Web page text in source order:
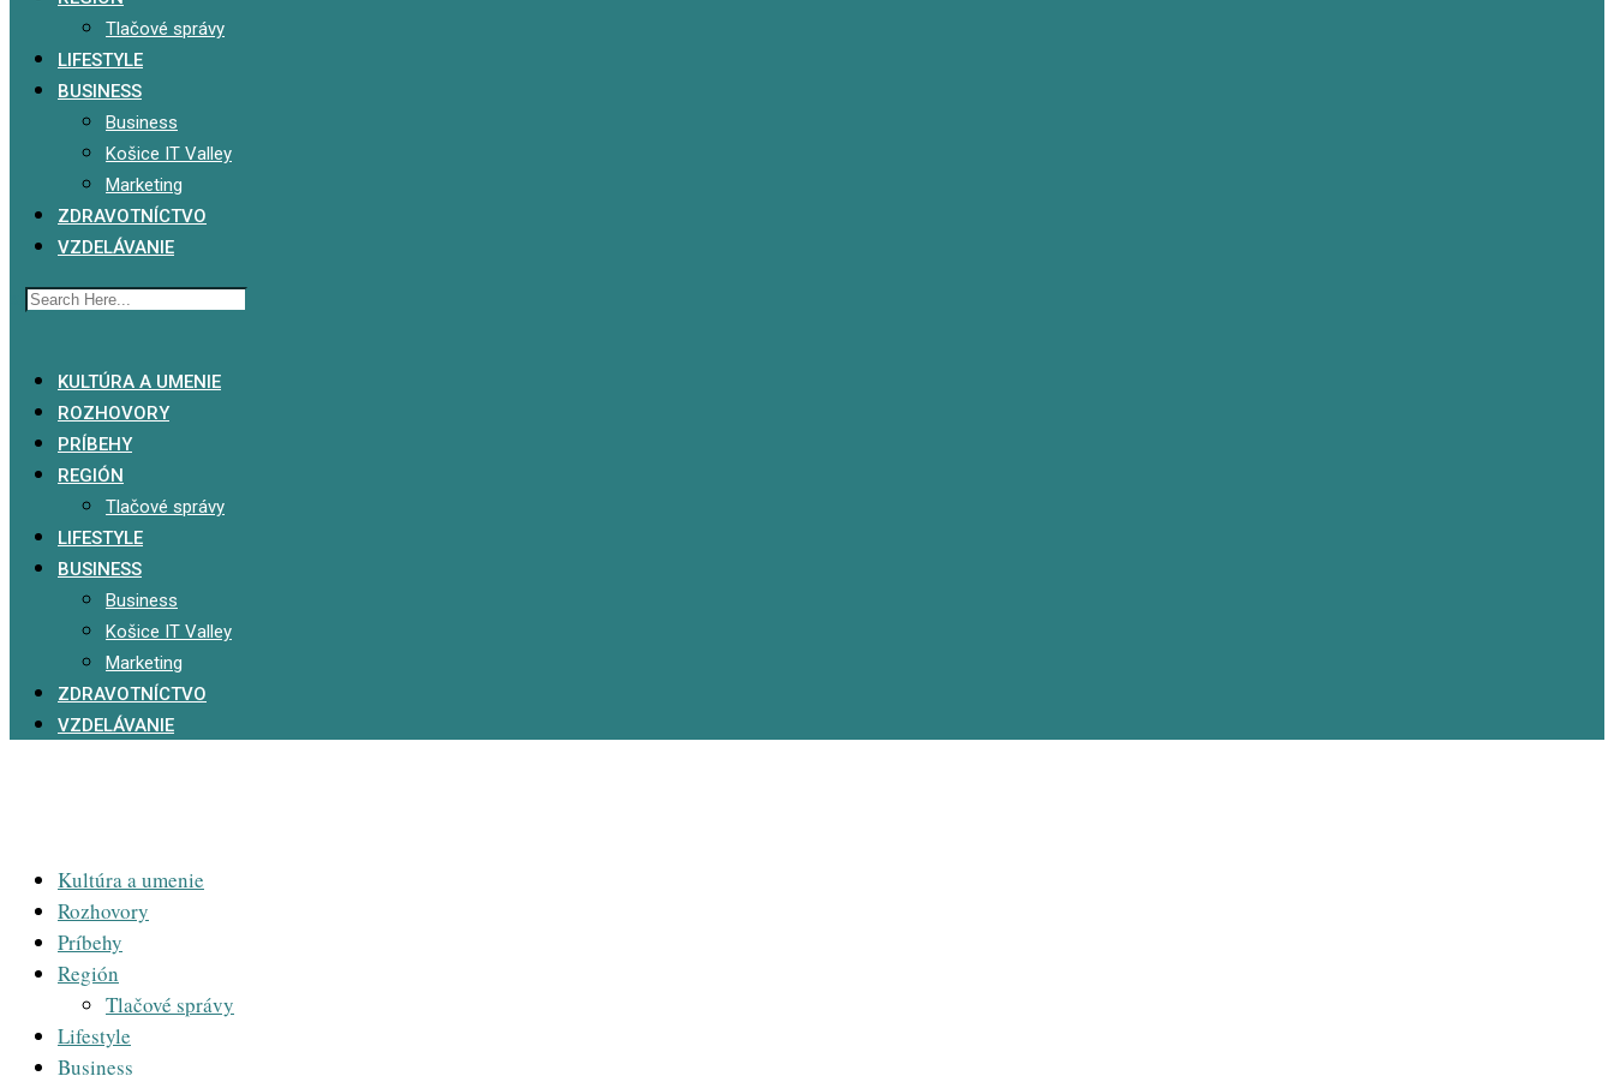
Tlačové správy
LIFESTYLE
BUSINESS
Business
Košice IT Valley
Marketing
ZDRAVOTNÍCTVO
VZDELÁVANIE
KULTÚRA A UMENIE
ROZHOVORY
PRÍBEHY
REGIÓN
Tlačové správy
LIFESTYLE
BUSINESS
Business
Košice IT Valley
Marketing
ZDRAVOTNÍCTVO
VZDELÁVANIE
Kultúra a umenie
Rozhovory
Príbehy
Región
Tlačové správy
Lifestyle
Business